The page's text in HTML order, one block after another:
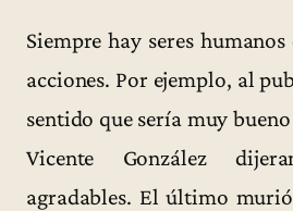
Siempre hay seres
acciones. Por ejemplo, al
sentido que sería muy
Vicente González
agradables. El último